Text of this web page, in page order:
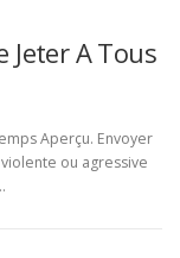
Jeter A Tous
Aperçu. Envoyer
ou agressive